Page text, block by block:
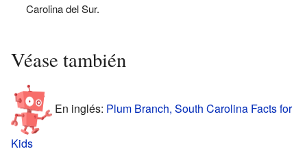
Carolina del Sur.
Véase también
En inglés: Plum Branch, South Carolina Facts for
Kids